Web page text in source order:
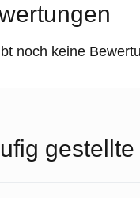
noch keine